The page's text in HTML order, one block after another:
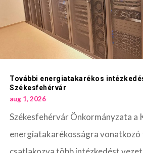
További energiatakarékos
Székesfehérvár
aug 1, 2026
Székesfehérvár Önkormányzata a
energiatakarékosságra vonatkozó